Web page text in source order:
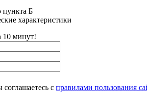
пункта Б
характеристики
10 минут!
с правилами пользования